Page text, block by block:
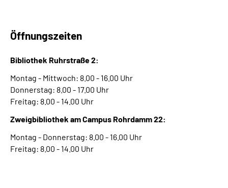
Öffnungszeiten
Bibliothek Ruhrstraße 2:
Montag - Mittwoch: 8.00 - 16.00 Uhr
Donnerstag: 8.00 - 17.00 Uhr
Freitag: 8.00 - 14.00 Uhr
Zweigbibliothek am Campus Rohrdamm 22:
Montag - Donnerstag: 8.00 - 16.00 Uhr
Freitag: 8.00 - 14.00 Uhr